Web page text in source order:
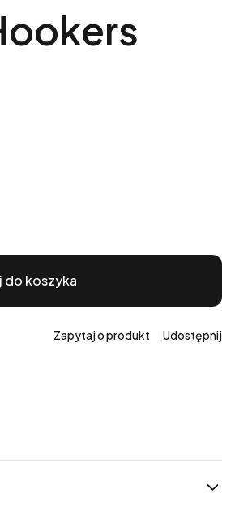
do koszyka
Zapytaj o produkt Udostępnij